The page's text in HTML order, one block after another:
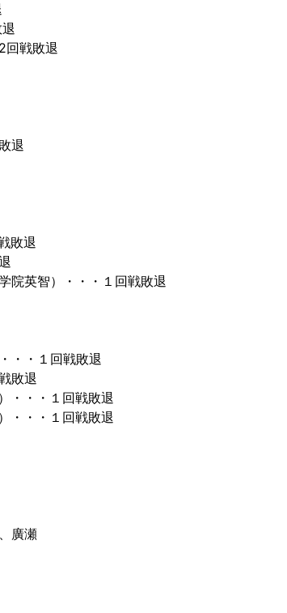
回戦敗退
退
敗退
院英智）・・・１回戦敗退
・・１回戦敗退
敗退
・・・１回戦敗退
・・・１回戦敗退
廣瀬